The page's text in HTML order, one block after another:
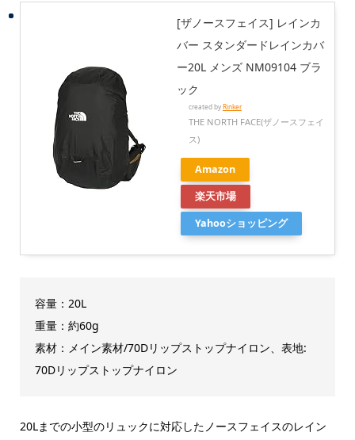
[ザノースフェイス] レインカ
バー スタンダードレインカバ
ー20L メンズ NM09104 ブラ
ック
created byRinker
THE NORTH FACE(ザノースフェイ
ス)
Amazon
楽天市場
Yahooショッピング
容量：20L
重量：約60g
素材：メイン素材/70Dリップストップナイロン、表地:
70Dリップストップナイロン
20Lまでの小型のリュックに対応したノースフェイスのレイン